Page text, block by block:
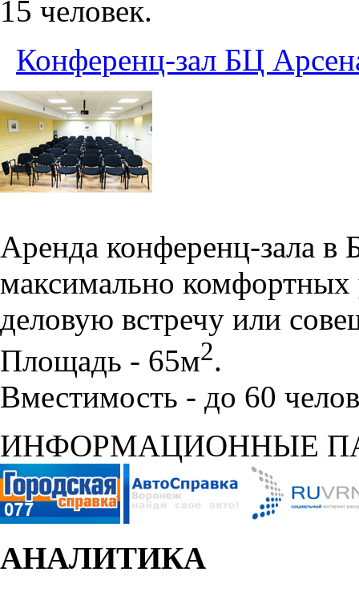
15 человек.
Конференц-зал БЦ
Аренда конференц-зала в
максимально комфортных
деловую встречу или
Площадь - 65м2.
Вместимость - до 60
ИНФОРМАЦИОННЫЕ
АНАЛИТИКА